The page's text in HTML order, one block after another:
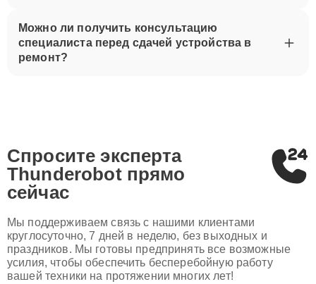
Можно ли получить консультацию
специалиста перед сдачей устройства в
ремонт?
Спросите эксперта
Thunderobot прямо
сейчас
Мы поддерживаем связь с нашими клиентами
круглосуточно, 7 дней в неделю, без выходных и
праздников. Мы готовы предпринять все возможные
усилия, чтобы обеспечить бесперебойную работу
вашей техники на протяжении многих лет!